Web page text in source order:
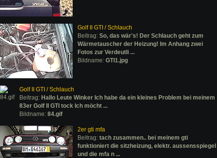
Golf II GTI / Schlauch
Beitrag: So, das wär's! Der Schlauch geht zum
Wärmetauscher der Heizung! Im Anhang zwei
Fotos zur Verdeutli ...
Bildname: GTI1.jpg
Golf II GTI / Schlauch
Beitrag: Hallo Leute Winker Ich habe da ein kleines Problem bei meinem
83er Golf II GTI tock Ich möcht ...
Bildname: 84.gif
2er gti mfa
Beitrag: tach zusammen.. bei meinem gti
funktioniert die sitzheizung, elektr. aussensspiegel
und die mfa n ...